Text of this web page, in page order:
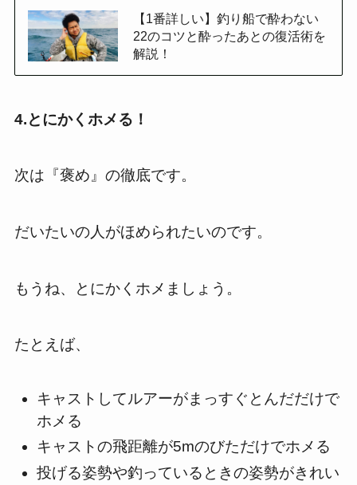
【1番詳しい】釣り船で酔わない
22のコツと酔ったあとの復活術を
解説！
4.とにかくホメる！
次は『褒め』の徹底です。
だいたいの人がほめられたいのです。
もうね、とにかくホメましょう。
たとえば、
キャストしてルアーがまっすぐとんだだけで
ホメる
キャストの飛距離が5mのびただけでホメる
投げる姿勢や釣っているときの姿勢がきれい